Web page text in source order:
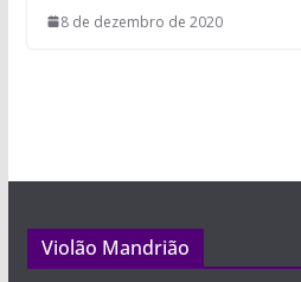
8 de dezembro de 2020
Violão Mandrião